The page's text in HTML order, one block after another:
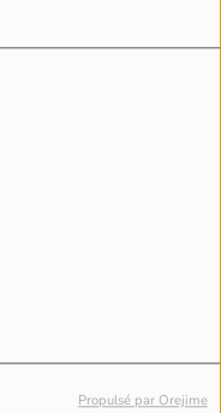
Propulsé par Orejime